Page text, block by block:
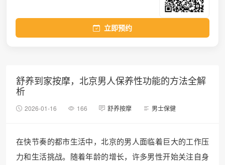
立即预约
舒养到家按摩，北京男人保养性功能的方法全解
析
2026-01-16 166 舒养按摩 男士保健
在快节奏的都市生活中，北京的男人面临着巨大的工作压
力和生活挑战。随着年龄的增长，许多男性开始关注自身